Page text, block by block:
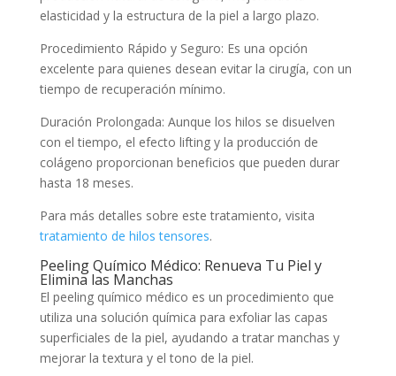
elasticidad y la estructura de la piel a largo plazo.
Procedimiento Rápido y Seguro: Es una opción
excelente para quienes desean evitar la cirugía, con un
tiempo de recuperación mínimo.
Duración Prolongada: Aunque los hilos se disuelven
con el tiempo, el efecto lifting y la producción de
colágeno proporcionan beneficios que pueden durar
hasta 18 meses.
Para más detalles sobre este tratamiento, visita
tratamiento de hilos tensores.
Peeling Químico Médico: Renueva Tu Piel y
Elimina las Manchas
El peeling químico médico es un procedimiento que
utiliza una solución química para exfoliar las capas
superficiales de la piel, ayudando a tratar manchas y
mejorar la textura y el tono de la piel.